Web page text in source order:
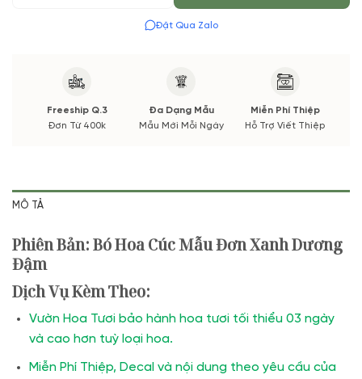
Đặt Qua Zalo
Freeship Q.3
Đơn Từ 400k
Đa Dạng Mẫu
Mẫu Mới Mỗi Ngày
Miễn Phí Thiệp
Hỗ Trợ Viết Thiệp
MÔ TẢ
Phiên Bản: Bó Hoa Cúc Mẫu Đơn Xanh Dương
Đậm
Dịch Vụ Kèm Theo:
Vườn Hoa Tươi bảo hành hoa tươi tối thiểu 03 ngày
và cao hơn tuỳ loại hoa.
Miễn Phí Thiệp, Decal và nội dung theo yêu cầu của